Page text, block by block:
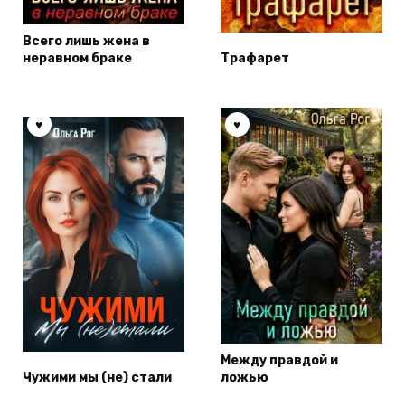
Всего лишь жена в
неравном браке
Трафарет
Чужими мы (не) стали
Между правдой и
ложью